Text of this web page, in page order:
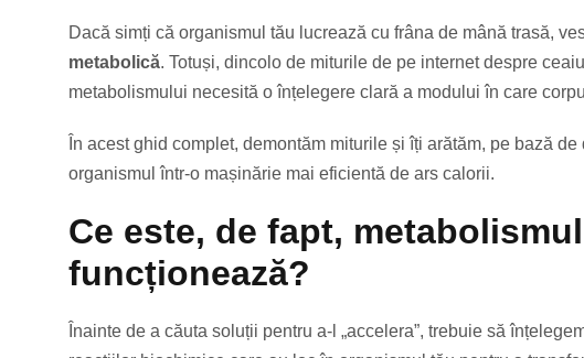
Dacă simți că organismul tău lucrează cu frâna de mână trasă,
metabolică. Totuși, dincolo de miturile de pe internet despre
metabolismului necesită o înțelegere clară a modului în care
În acest ghid complet, demontăm miturile și îți arătăm, pe bază
organismul într-o mașinărie mai eficientă de ars calorii.
Ce este, de fapt,
funcționează?
Înainte de a căuta soluții pentru a-l „accelera”, trebuie să